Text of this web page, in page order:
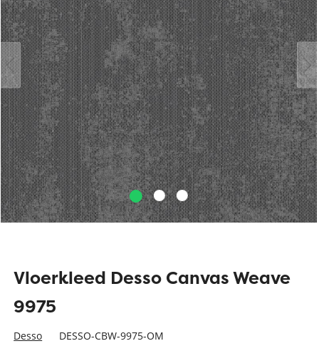
Vloerkleed Desso Canvas Weave
9975
Desso DESSO-CBW-9975-OM